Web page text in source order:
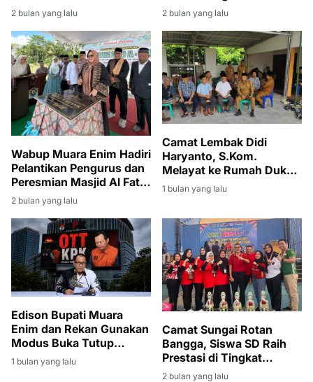
Haryanto Turut Berduka
dan Melayat
2 bulan yang lalu
Pimpin Giat Jumat Bersih
di Lingkungan Kantor
Kecamatan
2 bulan yang lalu
Wabup Muara Enim Hadiri
Pelantikan Pengurus dan
Peresmian Masjid Al Fatih
di Lubuk Ampelas
2 bulan yang lalu
Camat Lembak Didi
Haryanto, S.Kom.
Melayat ke Rumah Duka
Istri Sekcam Gelumbang
1 bulan yang lalu
Edison Bupati Muara
Enim dan Rekan Gunakan
Modus Buka Tutup
Rekening
1 bulan yang lalu
Camat Sungai Rotan
Bangga, Siswa SD Raih
Prestasi di Tingkat
Kabupaten
2 bulan yang lalu